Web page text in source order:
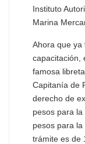
Instituto
Marina
Ahora que ya
capacitación,
famosa
Capitanía de
derecho de
pesos para
pesos para
trámite es de